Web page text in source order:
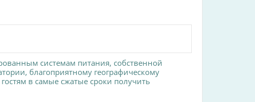
системам питания, собственной
благоприятному географическому
в самые сжатые сроки получить